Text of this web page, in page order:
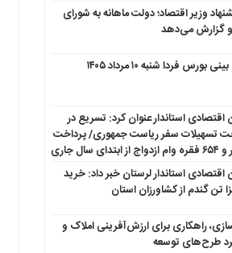
وزیر اقتصاد؛ دولت ماهانه به شورای
گزارش می‌دهد
بورس فردا شنبه ۱۰ مرداد ۱۴۰۵
اقتصادی استاندار عنوان کرد: تسریع در
تسهیلات سفر ریاست جمهوری/ پرداخت
اقتصادی استاندار لرستان خبر داد: خرید
راهکاری برای ارزش‌آفرینی املاک و
طرح‌های توسعه